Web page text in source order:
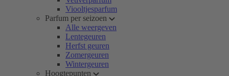
Viooltjesparfum
Parfum per seizoen
Alle weergeven
Lentegeuren
Herfst geuren
Zomergeuren
Wintergeuren
Hoogtepunten